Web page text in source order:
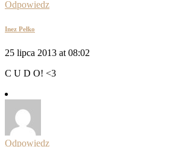
Odpowiedz
Inez Pełko
25 lipca 2013 at 08:02
C U D O! <3
Odpowiedz